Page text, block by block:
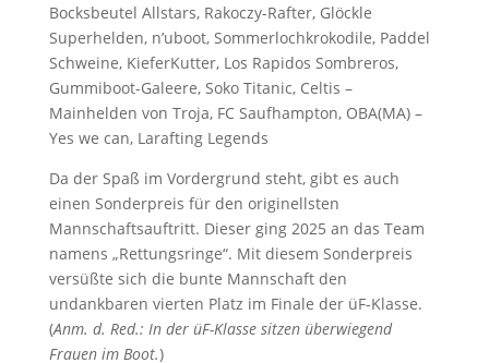
Bocksbeutel Allstars, Rakoczy-Rafter, Glöckle
Superhelden, n’uboot, Sommerlochkrokodile, Paddel
Schweine, KieferKutter, Los Rapidos Sombreros,
Gummiboot-Galeere, Soko Titanic, Celtis –
Mainhelden von Troja, FC Saufhampton, OBA(MA) –
Yes we can, Larafting Legends
Da der Spaß im Vordergrund steht, gibt es auch
einen Sonderpreis für den originellsten
Mannschaftsauftritt. Dieser ging 2025 an das Team
namens „Rettungsringe“. Mit diesem Sonderpreis
versüßte sich die bunte Mannschaft den
undankbaren vierten Platz im Finale der üF-Klasse.
(Anm. d. Red.: In der üF-Klasse sitzen überwiegend
Frauen im Boot.)